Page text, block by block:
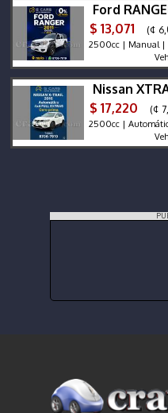
Ford
$ 13,071
(¢
2500cc | Manual |
Nissan
$ 17,220
(¢
2500cc |